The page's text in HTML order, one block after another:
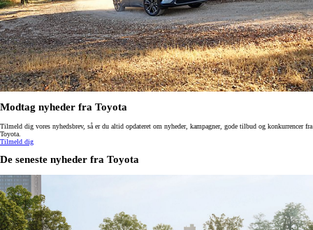
Modtag nyheder fra Toyota
Tilmeld dig vores nyhedsbrev, så er du altid opdateret om nyheder, kampagner, gode tilbud og konkurrencer fra
Toyota.
Tilmeld dig
De seneste nyheder fra Toyota